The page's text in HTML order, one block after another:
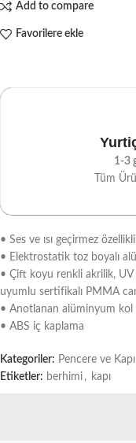
Add to compare
Favorilere ekle
1-3
Tüm
• Ses ve ısı geçirmez
• Elektrostatik toz boyalı
• Çift koyu renkli akrilik, UV
uyumlu sertifikalı PMMA
• Anotlanan alüminyum kol
• ABS iç kaplama
Kategoriler: Pencere ve
Etiketler: berhimi , kapı